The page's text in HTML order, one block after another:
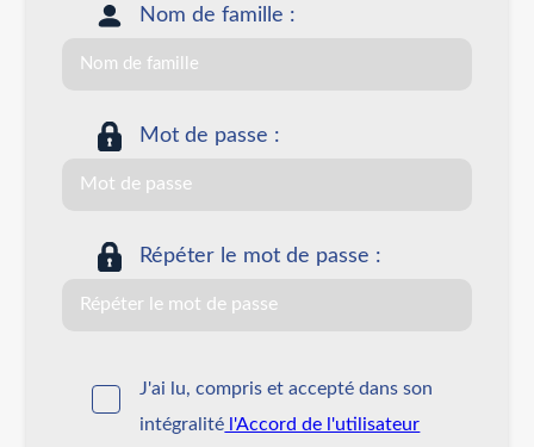
Nom de famille :
Mot de passe :
Répéter le mot de passe :
J'ai lu, compris et accepté dans son
intégralité l'Accord de l'utilisateur